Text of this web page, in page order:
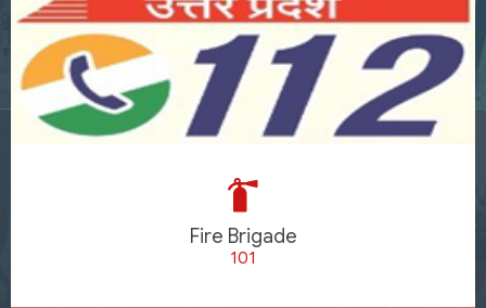
Fire Brigade
101